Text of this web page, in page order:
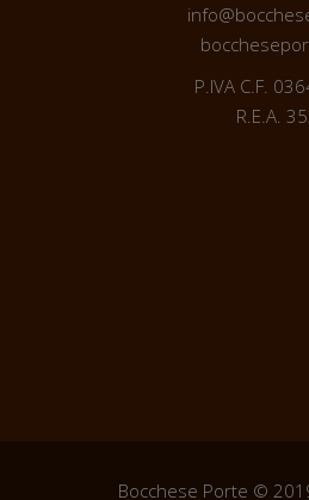
P.IVA C.F.
R.E.A.
Bocchese Porte ©